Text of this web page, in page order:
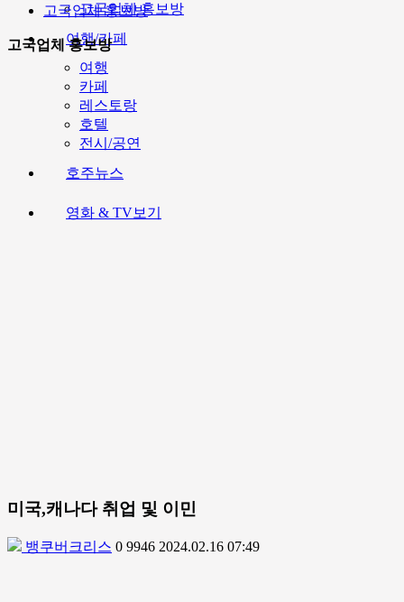
고국업체 홍보방
여행/카페
여행
카페
레스토랑
호텔
전시/공연
호주뉴스
영화 & TV보기
고국업체 홍보방
고국업체 홍보방
미국,캐나다 취업 및 이민
뱅쿠버크리스 0 9946 2024.02.16 07:49